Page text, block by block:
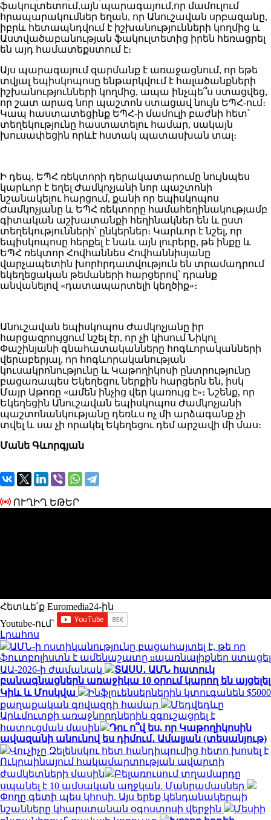
ֆակուլտետում,այն պարագայում,որ մամուլում
հրապարակումներ եղան, որ Անուշավան սրբազանը,
իբրև հետապնդվում է իշխանությունների կողմից և
Աստվածաբանության ֆակուլտետից իրեն հեռացրել
են այդ համատեքստում է։
Այս պարագայում զարմանք է առաջացնում, որ եթե
տվյալ եպիսկոպոսը ենթարկվում է հալածանքների
իշխանությունների կողմից, ապա ինչպե՞ս ստացվեց,
որ շատ արագ նոր պաշտոն ստացավ նույն ԵՊՀ-ում։
Կապ հաստատեցինք ԵՊՀ-ի մամուլի բաժնի հետ՝
տեղեկությունը հաստատելու համար, սակայն
խուսափեցին որևէ հստակ պատասխան տալ։
Ի դեպ, ԵՊՀ ռեկտորի դերակատարումը նույնպես
կարևոր է եղել Ժամկոչյանի նոր պաշտոնի
նշանակելու հարցում, քանի որ եպիսկոպոս
Ժամկոչյանը և ԵՊՀ ռեկտորը համահեղինակությամբ
գիտական աշխատանքի հեղինակներ են և ըստ
տեղեկությունների՝ ընկերներ։ Կարևոր է նշել, որ
եպիսկոպոսը հերքել է նաև այն լուրերը, թե ինքը և
ԵՊՀ ռեկտոր Հովհաննես Հովհաննիսյանը
վարչապետին խորհրդատվություն են տրամադրում
եկեղեցական թեմաների հարցերով՝ դրանք
անվանելով «դատապարտելի կեղծիք»։
Անուշավան եպիսկոպոս Ժամկոչյանը իր
հարցազրույցում նշել էր, որ չի կիսում Նիկոլ
Փաշինյանի գնահատականները հոգևորականների
վերաբերյալ, որ հոգևորականության
կուսակրոնությունը և Կաթողիկոսի ընտրությունը
բացառապես Եկեղեցու ներքին հարցերն են, իսկ
Մայր Աթոռը «ամեն ինչից վեր կառույց է»։ Նշենք, որ
Եկեղեցին Անուշավան եպիսկոպոս Ժամկոչյանի
պաշտոնանկությանը դեռևս ոչ մի արձագանք չի
տվել և սա չի որակել Եկեղեցու դեմ արշավի մի մաս։
Մանե Գևորգյան
ՈՒՂԻՂ ԵԹԵՐ
Հետևե՛ք Euromedia24-ին
Youtube-ում`
Լրահոս
ԱՄՆ-ի ոստիկանությունը բացահայտել է, թե որ
ֆուտբոլիստն է ամենաշատը uպառնալիքներ ստացել
ԱԱ-2026-ի ժամանակ
ՏԱՍՍ․ ԱՄՆ հատուկ
բանագնացներն առաջիկա 10 օրում կարող են այցելել
Կիև և Մոսկվա
Ինֆլուենսերներին կտուգանեն $5000
քաղաքական գովազդի համար
Մեդվեդևը
Արևմուտքի առաջնորդներին զգուշացրել է
հատուցման մասին
Դու ո՞վ ես, որ Կաթողիկոսին
ավազանի անունով ես դիմում․ Ամալյան (տեսանյութ)
Վուչիչը Զելենսկու հետ հանդիպումից հետո խոսել է
Ուկրաինայում հակամարտության ավարտի
ժամկետների մասին
Բելառուսում տղամարդը
սպանել է 10 ամսական աղջկան. Մանրամասներ
Փողը գետի պես կհոսի. Այս երեք կենդանակերպի
նշանները կհարստանան օգոստոսի վերջին
Մեսիի